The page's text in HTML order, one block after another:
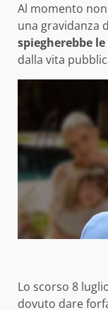
Al momento
una gravidanza
spiegherebbe
dalla vita
Lo scorso 8
dovuto dare